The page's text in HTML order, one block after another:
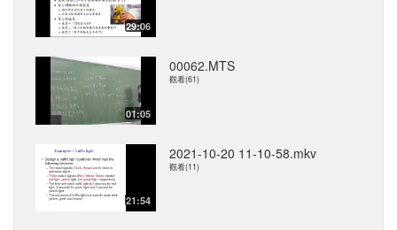
29:06
01:05
00062.MTS
觀看(61)
21:54
2021-10-20 11-10-58.mkv
觀看(11)